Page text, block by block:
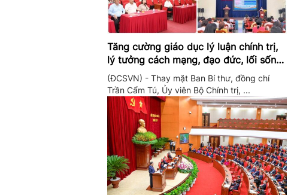
Tăng cường giáo dục lý luận chính trị,
lý tưởng cách mạng, đạo đức, lối sống,
ý thức công dân trong hệ thống giáo
dục quốc dân
(ĐCSVN) - Thay mặt Ban Bí thư, đồng chí
Trần Cẩm Tú, Ủy viên Bộ Chính trị, ...